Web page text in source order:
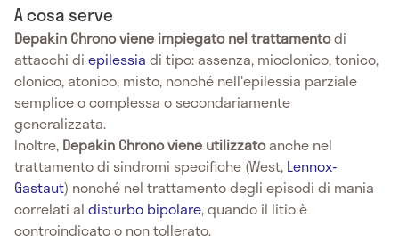
A cosa serve
Depakin Chrono viene impiegato nel trattamentodi
attacchi di epilessia di tipo: assenza, mioclonico, tonico,
clonico, atonico, misto, nonché nell'epilessia parziale
semplice o complessa o secondariamente
generalizzata.
Inoltre, Depakin Chrono viene utilizzatoanche nel
trattamento di sindromi specifiche (West, Lennox-
Gastaut) nonché nel trattamento degli episodi di mania
correlati al disturbo bipolare, quando il litio è
controindicato o non tollerato.